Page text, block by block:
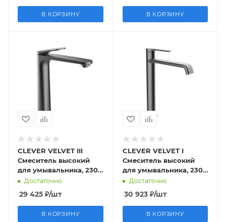
В КОРЗИНУ В КОРЗИНУ
CLEVER VELVET III
Смеситель высокий
для умывальника, 230
мм, оружейная сталь
Достаточно
29 425 ₽/шт
В КОРЗИНУ
CLEVER VELVET I
Смеситель высокий
для умывальника, 230
мм, оружейная сталь
Достаточно
30 923₽/шт
В КОРЗИНУ